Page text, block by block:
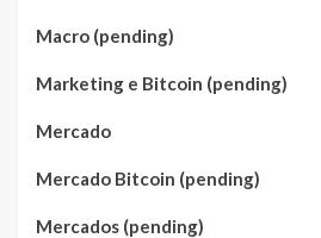
Macro (pending)
Marketing e Bitcoin (pending)
Mercado
Mercado Bitcoin (pending)
Mercados (pending)